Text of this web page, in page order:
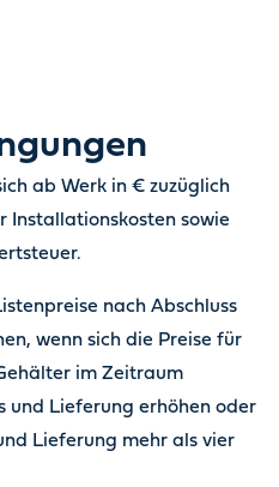
ab Werk in € zuzüglich
sowie
nach Abschluss
wenn sich die Preise für
im Zeitraum
und Lieferung erhöhen oder
Lieferung mehr als vier